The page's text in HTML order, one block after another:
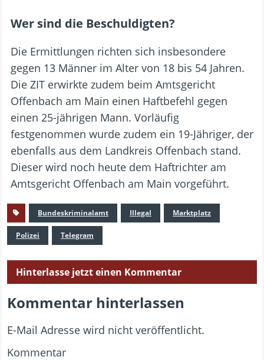
Wer sind die Beschuldigten?
Die Ermittlungen richten sich insbesondere
gegen 13 Männer im Alter von 18 bis 54 Jahren.
Die ZIT erwirkte zudem beim Amtsgericht
Offenbach am Main einen Haftbefehl gegen
einen 25-jährigen Mann. Vorläufig
festgenommen wurde zudem ein 19-Jähriger, der
ebenfalls aus dem Landkreis Offenbach stand.
Dieser wird noch heute dem Haftrichter am
Amtsgericht Offenbach am Main vorgeführt.
Bundeskriminalamt Illegal Marktplatz
Polizei Telegram
Hinterlasse jetzt einen Kommentar
Kommentar hinterlassen
E-Mail Adresse wird nicht veröffentlicht.
Kommentar